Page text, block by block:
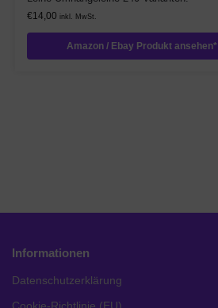
€14,00 inkl. MwSt.
Amazon / Ebay Produkt ansehen*
Informationen
Datenschutzerklärung
Cookie-Richtlinie (EU)